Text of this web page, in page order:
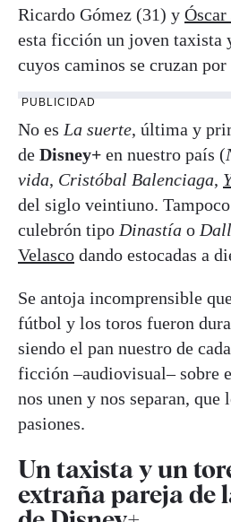
Ricardo Gómez (31) y Óscar
esta ficción un joven taxista
cuyos caminos se cruzan por
PUBLICIDAD
No es La suerte, última y
de Disney+ en nuestro país (
vida, Cristóbal Balenciaga,
del siglo veintiuno. Tampoco
culebrón tipo Dinastía o
Velasco dando estocadas a
Se antoja incomprensible
fútbol y los toros fueron
siendo el pan nuestro de
ficción –audiovisual– sobre
nos unen y nos separan, que
pasiones.
Un taxista y un
extraña pareja de